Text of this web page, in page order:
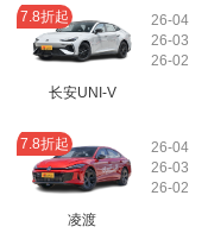
7.8折起
长安UNI-V
26-04
26-03
26-02
7.8折起
凌渡
26-04
26-03
26-02